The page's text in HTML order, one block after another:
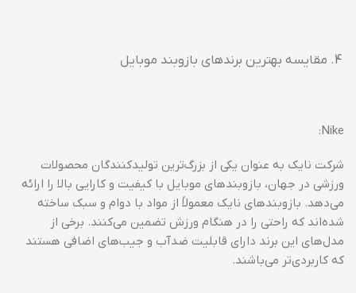
مقایسه بهترین برندهای بازوبند موبایل
Nike:
شرکت نایک به عنوان یکی از بزرگ‌ترین تولیدکنندگان محصولات
ورزشی در جهان، بازوبندهای موبایل با کیفیت و کارایی بالا را ارائه
می‌دهد. بازوبندهای نایک معمولاً از مواد با دوام و سبک ساخته
شده‌اند که راحتی را در هنگام ورزش تضمین می‌کنند. برخی از
مدل‌های این برند دارای قابلیت ضدآب و جیب‌های اضافی هستند
که کاربردی‌تر می‌باشند.